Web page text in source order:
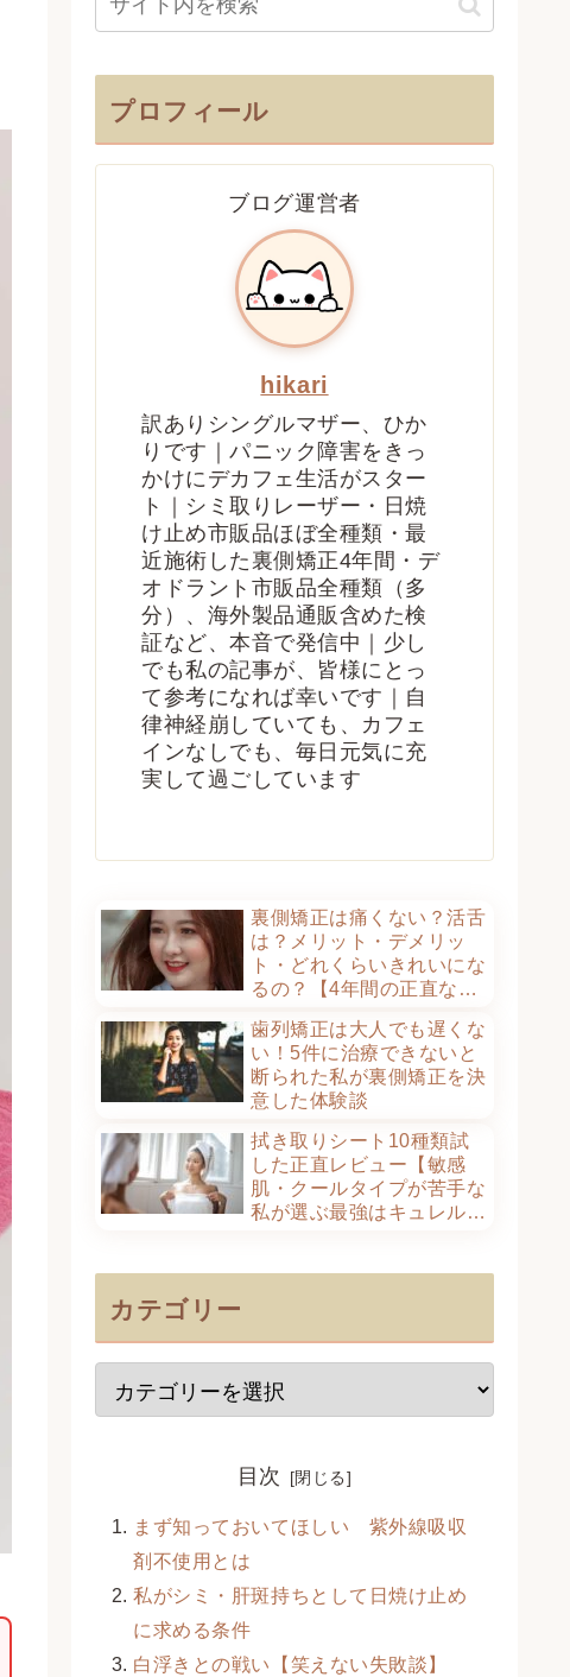
プロフィール
ブログ運営者
hikari
訳ありシングルマザー、ひか
りです｜パニック障害をきっ
かけにデカフェ生活がスター
ト｜シミ取りレーザー・日焼
け止め市販品ほぼ全種類・最
近施術した裏側矯正4年間・デ
オドラント市販品全種類（多
分）、海外製品通販含めた検
証など、本音で発信中｜少し
でも私の記事が、皆様にとっ
て参考になれば幸いです｜自
律神経崩していても、カフェ
インなしでも、毎日元気に充
実して過ごしています
裏側矯正は痛くない？活舌
は？メリット・デメリッ
ト・どれくらいきれいにな
るの？【4年間の正直な体
歯列矯正は大人でも遅くな
い！5件に治療できないと
断られた私が裏側矯正を決
意した体験談
拭き取りシート10種類試
した正直レビュー【敏感
肌・クールタイプが苦手な
私が選ぶ最強はキュレル一
カテゴリー
目次
まず知っておいてほしい 紫外線吸収
剤不使用とは
私がシミ・肝斑持ちとして日焼け止め
に求める条件
白浮きとの戦い【笑えない失敗談】